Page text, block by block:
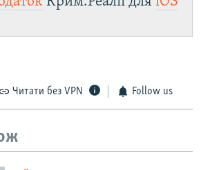
Читати без VPN Follow us